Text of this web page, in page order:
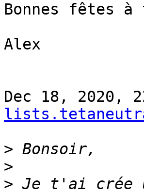
Bonnes fêtes à
Alex
Dec 18, 2020,
>
>
> Je t'ai crée